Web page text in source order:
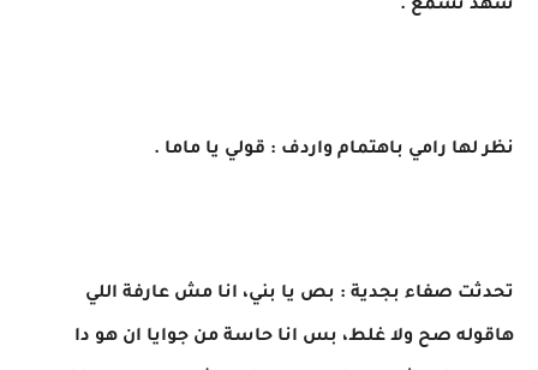
شهد تسمع .
نظر لها رامي باهتمام واردف : قولي يا ماما .
تحدثت صفاء بجدية : بص يا بني، انا مش عارفة اللي
هاقوله صح ولا غلط، بس انا حاسة من جوايا ان هو دا